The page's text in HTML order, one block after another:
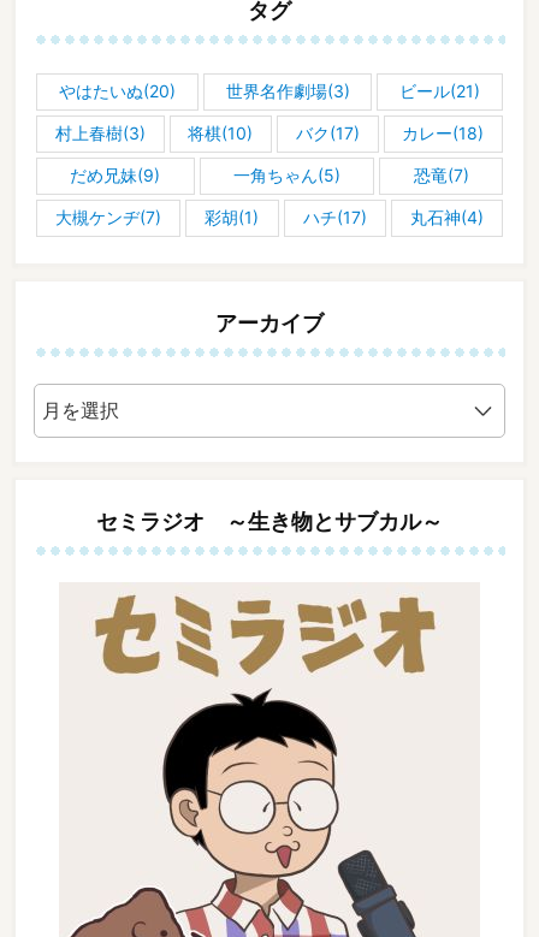
タグ
やはたいぬ(20) 世界名作劇場(3) ビール(21)
村上春樹(3) 将棋(10) バク(17) カレー(18)
だめ兄妹(9) 一角ちゃん(5) 恐竜(7)
大槻ケンヂ(7) 彩胡(1) ハチ(17) 丸石神(4)
アーカイブ
ア
ー
カ
セミラジオ ～生き物とサブカル～